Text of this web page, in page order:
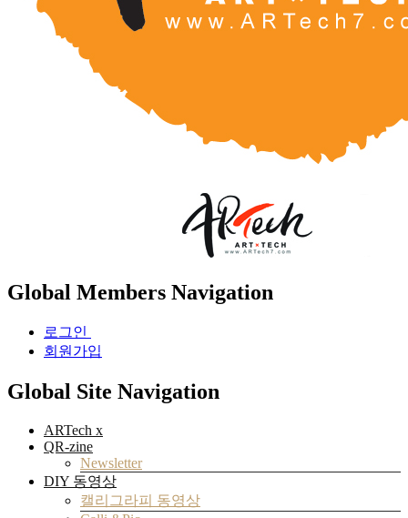
Global Members Navigation
로그인
회원가입
Global Site Navigation
ARTech x
QR-zine
Newsletter
DIY 동영상
캘리그라피 동영상